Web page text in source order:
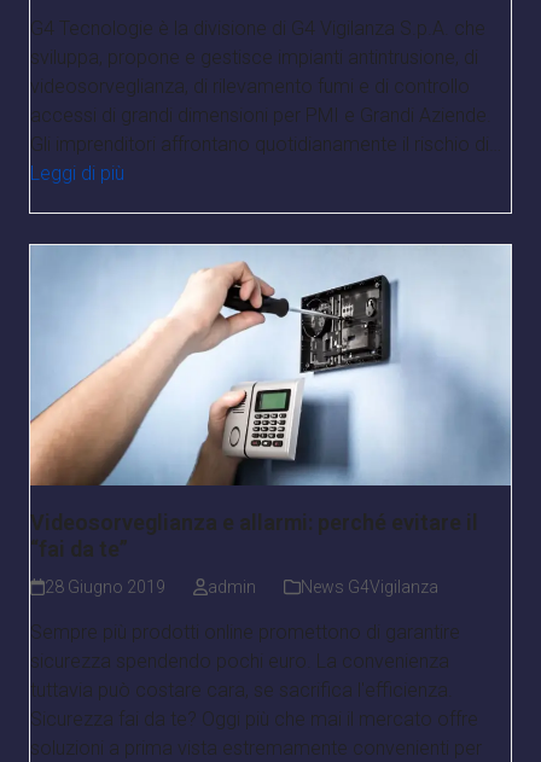
G4 Tecnologie è la divisione di G4 Vigilanza S.p.A. che
sviluppa, propone e gestisce impianti antintrusione, di
videosorveglianza, di rilevamento fumi e di controllo
accessi di grandi dimensioni per PMI e Grandi Aziende.
Gli imprenditori affrontano quotidianamente il rischio di…
Leggi di più
Videosorveglianza e allarmi: perché evitare il
“fai da te”
28 Giugno 2019 admin News G4Vigilanza
Sempre più prodotti online promettono di garantire
sicurezza spendendo pochi euro. La convenienza
tuttavia può costare cara, se sacrifica l'efficienza.
Sicurezza fai da te? Oggi più che mai il mercato offre
soluzioni a prima vista estremamente convenienti per